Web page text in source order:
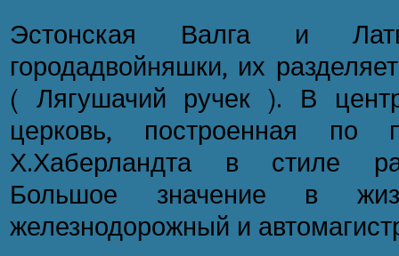
Эстонская Валга и
городадвойняшки, их
( Лягушачий ручек ). В
церковь, построенная по
Х.Хаберландта в стиле
Большое значение в
железнодорожный и